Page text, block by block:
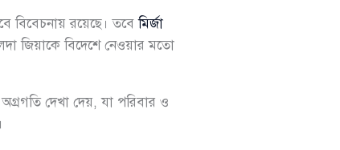
বিবেচনায় রয়েছে। তবেমির্জা
জিয়াকে বিদেশে নেওয়ার মতো
দেখা দেয়, যা পরিবার ও